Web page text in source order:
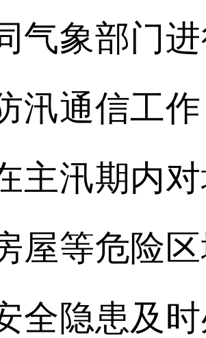
气象部门
汛通信工
主汛期内
屋等危险
全隐患及